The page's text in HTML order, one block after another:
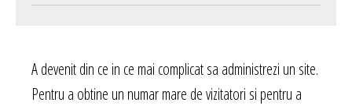
A devenit din ce in ce mai complicat sa administrezi un site.
Pentru a obtine un numar mare de vizitatori si pentru a